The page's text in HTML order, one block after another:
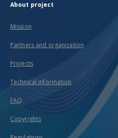
About project
Mission
Partners and organization
Projects
Technical information
FAQ
Copyrights